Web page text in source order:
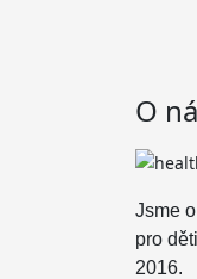
O
Jsme
pro
2016.